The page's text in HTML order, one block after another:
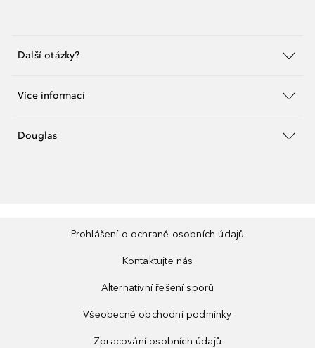
Další otázky?
Více informací
Douglas
Prohlášení o ochraně osobních údajů
Kontaktujte nás
Alternativní řešení sporů
Všeobecné obchodní podmínky
Zpracování osobních údajů